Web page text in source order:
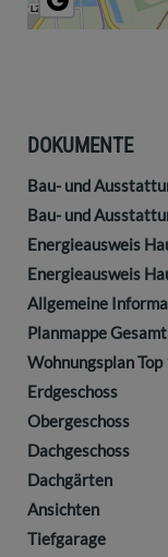
DOKUMENTE
Bau- und
Bau- und
Energieausweis
Energieausweis
Allgemeine
Planmappe Gesamt
Wohnungsplan Top
Erdgeschoss
Obergeschoss
Dachgeschoss
Dachgärten
Ansichten
Tiefgarage